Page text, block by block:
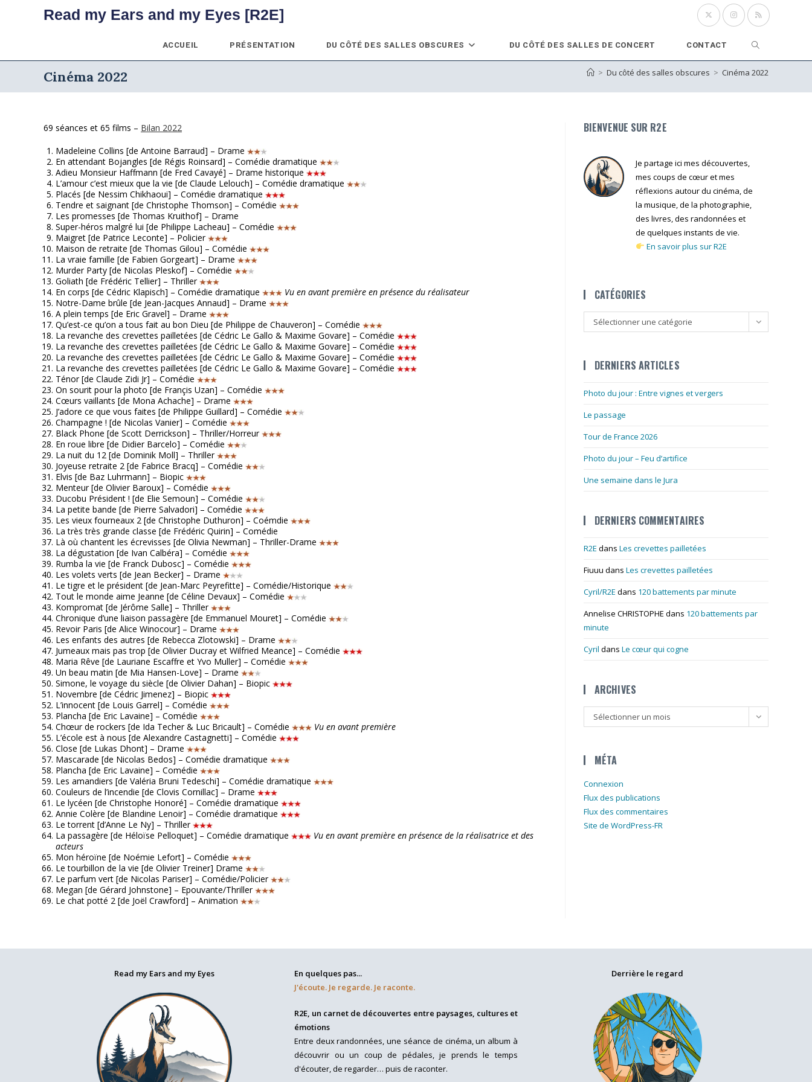
Read my Ears and my Eyes [R2E]
ACCUEIL PRÉSENTATION DU CÔTÉ DES SALLES OBSCURES DU CÔTÉ DES SALLES DE CONCERT CONTACT Toggle
website
Cinéma 2022 > Du côté des salles obscures > Cinéma 2022
69 séances et 65 films – Bilan 2022
Madeleine Collins [de Antoine Barraud] – Drame
En attendant Bojangles [de Régis Roinsard] – Comédie dramatique
Adieu Monsieur Haffmann [de Fred Cavayé] – Drame historique
L’amour c’est mieux que la vie [de Claude Lelouch] – Comédie dramatique
Placés [de Nessim Chikhaoui] – Comédie dramatique
Tendre et saignant [de Christophe Thomson] – Comédie
Les promesses [de Thomas Kruithof] – Drame
Super-héros malgré lui [de Philippe Lacheau] – Comédie
Maigret [de Patrice Leconte] – Policier
Maison de retraite [de Thomas Gilou] – Comédie
La vraie famille [de Fabien Gorgeart] – Drame
Murder Party [de Nicolas Pleskof] – Comédie
Goliath [de Frédéric Tellier] – Thriller
En corps [de Cédric Klapisch] – Comédie dramatique
Vu en avant première en présence du réalisateur
Notre-Dame brûle [de Jean-Jacques Annaud] – Drame
A plein temps [de Eric Gravel] – Drame
Qu’est-ce qu’on a tous fait au bon Dieu [de Philippe de Chauveron] – Comédie
La revanche des crevettes pailletées [de Cédric Le Gallo & Maxime Govare] – Comédie
La revanche des crevettes pailletées [de Cédric Le Gallo & Maxime Govare] – Comédie
La revanche des crevettes pailletées [de Cédric Le Gallo & Maxime Govare] – Comédie
La revanche des crevettes pailletées [de Cédric Le Gallo & Maxime Govare] – Comédie
Ténor [de Claude Zidi Jr] – Comédie
On sourit pour la photo [de Françis Uzan] – Comédie
Cœurs vaillants [de Mona Achache] – Drame
J’adore ce que vous faites [de Philippe Guillard] – Comédie
Champagne ! [de Nicolas Vanier] – Comédie
Black Phone [de Scott Derrickson] – Thriller/Horreur
En roue libre [de Didier Barcelo] – Comédie
La nuit du 12 [de Dominik Moll] – Thriller
Joyeuse retraite 2 [de Fabrice Bracq] – Comédie
Elvis [de Baz Luhrmann] – Biopic
Menteur [de Olivier Baroux] – Comédie
Ducobu Président ! [de Elie Semoun] – Comédie
La petite bande [de Pierre Salvadori] – Comédie
Les vieux fourneaux 2 [de Christophe Duthuron] – Coémdie
La très très grande classe [de Frédéric Quirin] – Comédie
Là où chantent les écrevisses [de Olivia Newman] – Thriller-Drame
La dégustation [de Ivan Calbéra] – Comédie
Rumba la vie [de Franck Dubosc] – Comédie
Les volets verts [de Jean Becker] – Drame
Le tigre et le président [de Jean-Marc Peyrefitte] – Comédie/Historique
Tout le monde aime Jeanne [de Céline Devaux] – Comédie
Kompromat [de Jérôme Salle] – Thriller
Chronique d’une liaison passagère [de Emmanuel Mouret] – Comédie
Revoir Paris [de Alice Winocour] – Drame
Les enfants des autres [de Rebecca Zlotowski] – Drame
Jumeaux mais pas trop [de Olivier Ducray et Wilfried Meance] – Comédie
Maria Rêve [de Lauriane Escaffre et Yvo Muller] – Comédie
Un beau matin [de Mia Hansen-Love] – Drame
Simone, le voyage du siècle [de Olivier Dahan] – Biopic
Novembre [de Cédric Jimenez] – Biopic
L’innocent [de Louis Garrel] – Comédie
Plancha [de Eric Lavaine] – Comédie
Chœur de rockers [de Ida Techer & Luc Bricault] – Comédie
Vu en avant première
L’école est à nous [de Alexandre Castagnetti] – Comédie
Close [de Lukas Dhont] – Drame
Mascarade [de Nicolas Bedos] – Comédie dramatique
Plancha [de Eric Lavaine] – Comédie
Les amandiers [de Valéria Bruni Tedeschi] – Comédie dramatique
Couleurs de l’incendie [de Clovis Cornillac] – Drame
Le lycéen [de Christophe Honoré] – Comédie dramatique
Annie Colère [de Blandine Lenoir] – Comédie dramatique
Le torrent [d’Anne Le Ny] – Thriller
La passagère [de Héloïse Pelloquet] – Comédie dramatique
Vu en avant première en présence de la réalisatrice et des
acteurs
Mon héroïne [de Noémie Lefort] – Comédie
Le tourbillon de la vie [de Olivier Treiner] Drame
Le parfum vert [de Nicolas Pariser] – Comédie/Policier
Megan [de Gérard Johnstone] – Epouvante/Thriller
Le chat potté 2 [de Joël Crawford] – Animation
BIENVENUE SUR R2E
Je partage ici mes découvertes,
mes coups de cœur et mes
réflexions autour du cinéma, de
la musique, de la photographie,
des livres, des randonnées et
de quelques instants de vie.
En savoir plus sur R2E
CATÉGORIES
Catégories
Sélectionner une catégorie
DERNIERS ARTICLES
Photo du jour : Entre vignes et vergers
Le passage
Tour de France 2026
Photo du jour – Feu d’artifice
Une semaine dans le Jura
DERNIERS COMMENTAIRES
R2E dans Les crevettes pailletées
Fiuuu dans Les crevettes pailletées
Cyril/R2E dans 120 battements par minute
Annelise CHRISTOPHE dans 120 battements par
minute
Cyril dans Le cœur qui cogne
ARCHIVES
Archives
Sélectionner un mois
MÉTA
Connexion
Flux des publications
Flux des commentaires
Site de WordPress-FR
Read my Ears and my Eyes
En quelques pas...
J'écoute. Je regarde. Je raconte.
R2E, un carnet de découvertes entre paysages, cultures et
émotions
Entre deux randonnées, une séance de cinéma, un album à
découvrir ou un coup de pédales, je prends le temps
d'écouter, de regarder… puis de raconter.
Derrière le regard